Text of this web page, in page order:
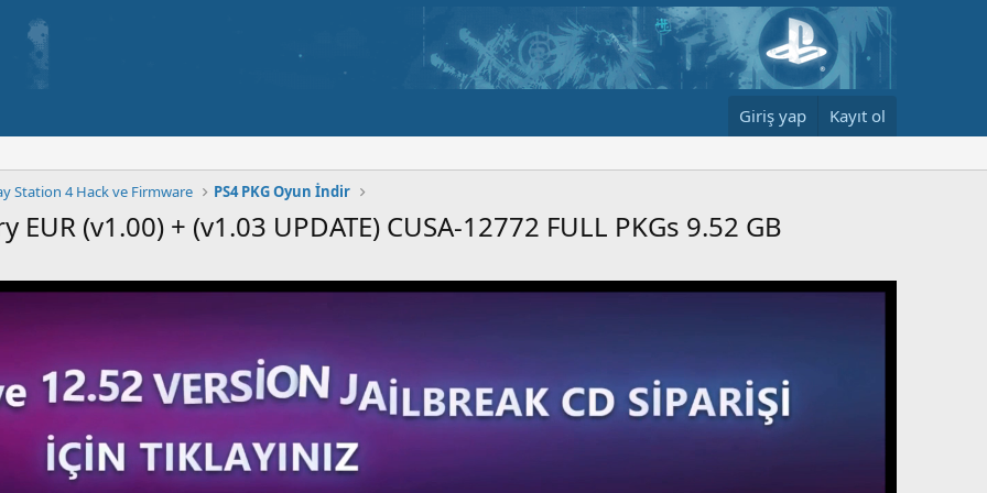
Giriş yap Kayıt ol
Station 4 Hack ve Firmware PS4 PKG Oyun İndir
EUR (v1.00) + (v1.03 UPDATE) CUSA-12772 FULL PKGs 9.52 GB